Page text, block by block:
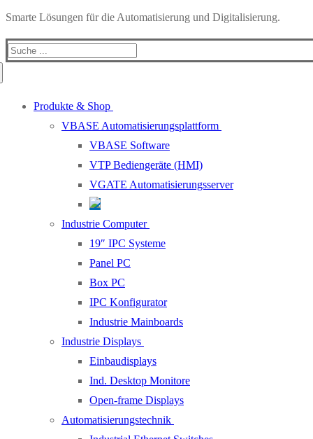
Smarte Lösungen für die Automatisierung und Digitalisierung.
Produkte & Shop
VBASE Automatisierungsplattform
VBASE Software
VTP Bediengeräte (HMI)
VGATE Automatisierungsserver
Industrie Computer
19″ IPC Systeme
Panel PC
Box PC
IPC Konfigurator
Industrie Mainboards
Industrie Displays
Einbaudisplays
Ind. Desktop Monitore
Open-frame Displays
Automatisierungstechnik